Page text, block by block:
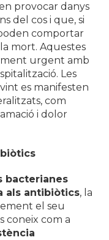
provocar danys
del cos i que, si
comportar
mort. Aquestes
urgent amb
Les
es manifesten
com
i dolor
bacterianes
als antibiòtics, la
el seu
coneix com a